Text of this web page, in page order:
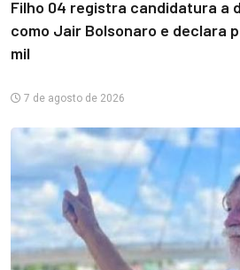
Filho 04 registra candidatura a
como Jair Bolsonaro e declara
mil
7 de agosto de 2026